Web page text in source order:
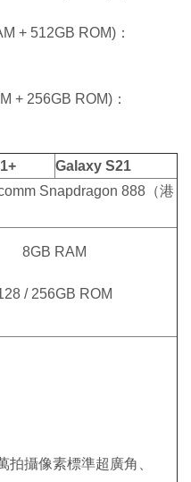
+ 512GB ROM)：
+ 256GB ROM)：
Galaxy S21
Snapdragon 888（港
8GB RAM
/ 256GB ROM
拍攝像素標準超廣角、